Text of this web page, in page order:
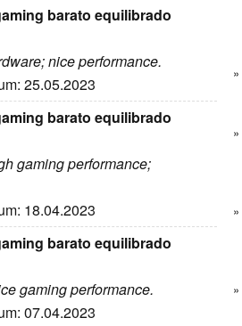
barato equilibrado
nice performance.
25.05.2023
barato equilibrado
gaming performance;
18.04.2023
barato equilibrado
gaming performance.
07.04.2023